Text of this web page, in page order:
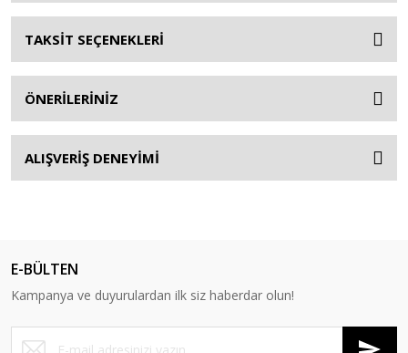
TAKSİT SEÇENEKLERİ
ÖNERİLERİNİZ
ALIŞVERİŞ DENEYİMİ
E-BÜLTEN
Kampanya ve duyurulardan ilk siz haberdar olun!